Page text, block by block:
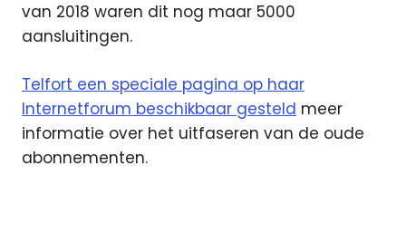
van 2018 waren dit nog maar 5000
aansluitingen.
Telfort een speciale pagina op haar
Internetforum beschikbaar gesteld meer
informatie over het uitfaseren van de oude
abonnementen.